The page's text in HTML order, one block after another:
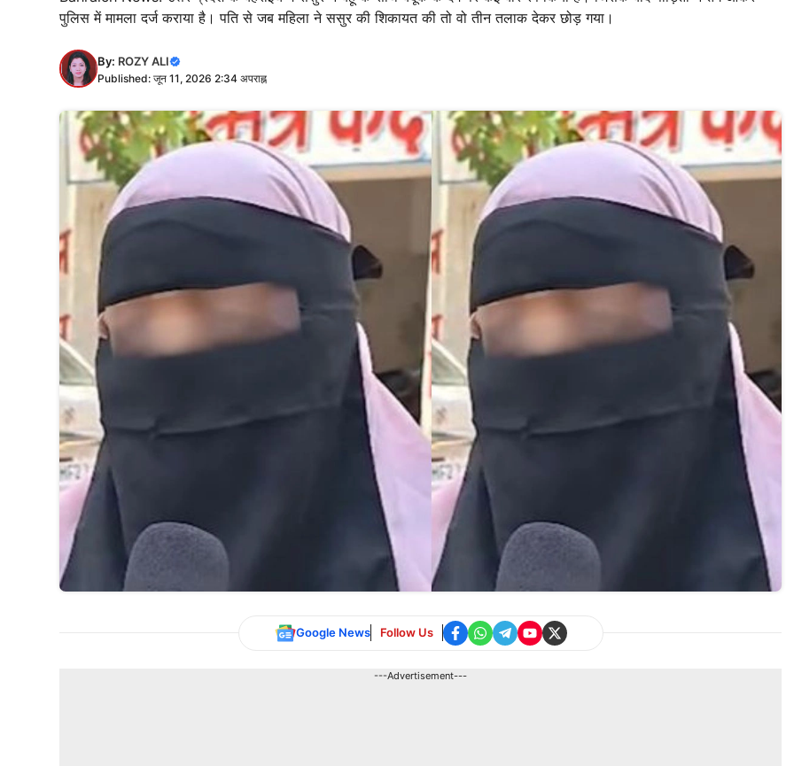
पुलिस में मामला दर्ज कराया है। पति से जब महिला ने ससुर की शिकायत की तो वो तीन तलाक देकर छोड़ गया।
By: ROZY ALI
Published: जून 11, 2026 2:34 अपराह्न
Google News Follow Us
---Advertisement---